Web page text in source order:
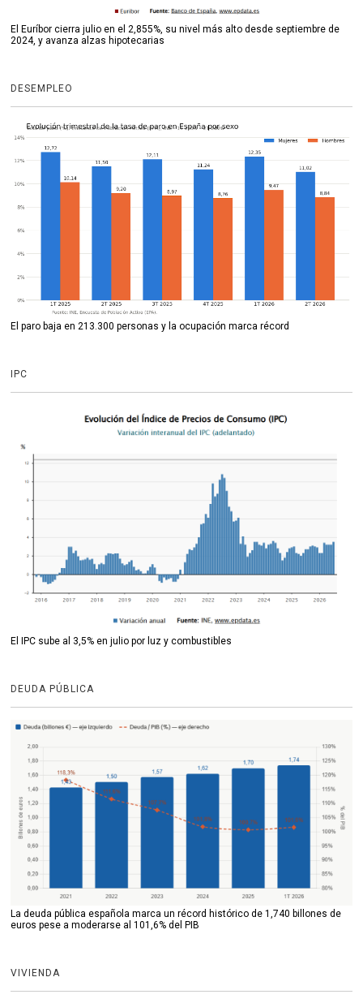
El Euríbor cierra julio en el 2,855%, su nivel más alto desde septiembre de
2024, y avanza alzas hipotecarias
DESEMPLEO
El paro baja en 213.300 personas y la ocupación marca récord
IPC
El IPC sube al 3,5% en julio por luz y combustibles
DEUDA PÚBLICA
La deuda pública española marca un récord histórico de 1,740 billones de
euros pese a moderarse al 101,6% del PIB
VIVIENDA